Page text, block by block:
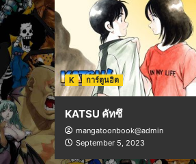
K การ์ตูนฮิต
KATSU คัทซึ
mangatoonbook@admin
September 5, 2023